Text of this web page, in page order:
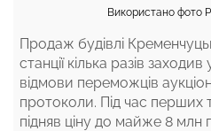
Використано фото
Продаж будівлі
станції кілька разів
відмови переможців
протоколи. Під час перших
підняв ціну до майже 8 млн